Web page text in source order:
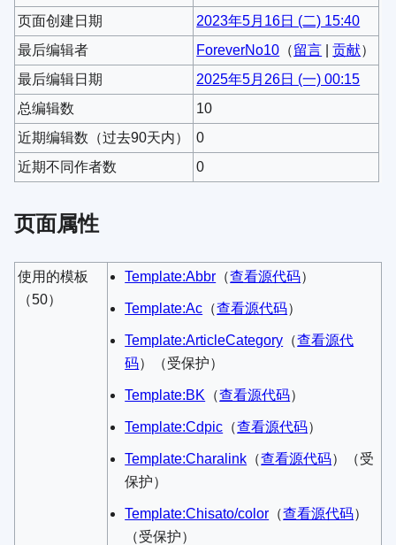
页面创建日期
2023年5月16日 (二) 15:40
最后编辑者
ForeverNo10 （留言 |贡献）
最后编辑日期
2025年5月26日 (一) 00:15
总编辑数
10
近期编辑数（过去90天内）
0
近期不同作者数
0
页面属性
使用的模板
（50）
Template:Abbr ​（查看源代码）​
Template:Ac ​（查看源代码）​
Template:ArticleCategory ​（查看源代
码）​（受保护）
Template:BK ​（查看源代码）​
Template:Cdpic ​（查看源代码）​
Template:Charalink ​（查看源代码）​（受
保护）
Template:Chisato/color ​（查看源代码）​
（受保护）